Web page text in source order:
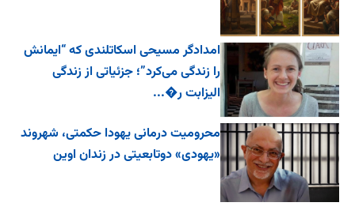
امدادگر مسیحی اسکاتلندی که “ایمانش
را زندگی می‌کرد”؛ جزئیاتی از زندگی
الیزابت ر�...
محرومیت درمانی یهودا حکمتی، شهروند
«یهودی» دوتابعیتی در زندان اوین